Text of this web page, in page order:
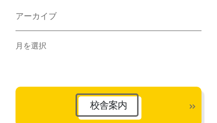
アーカイブ
ア
ブ
校舎案内